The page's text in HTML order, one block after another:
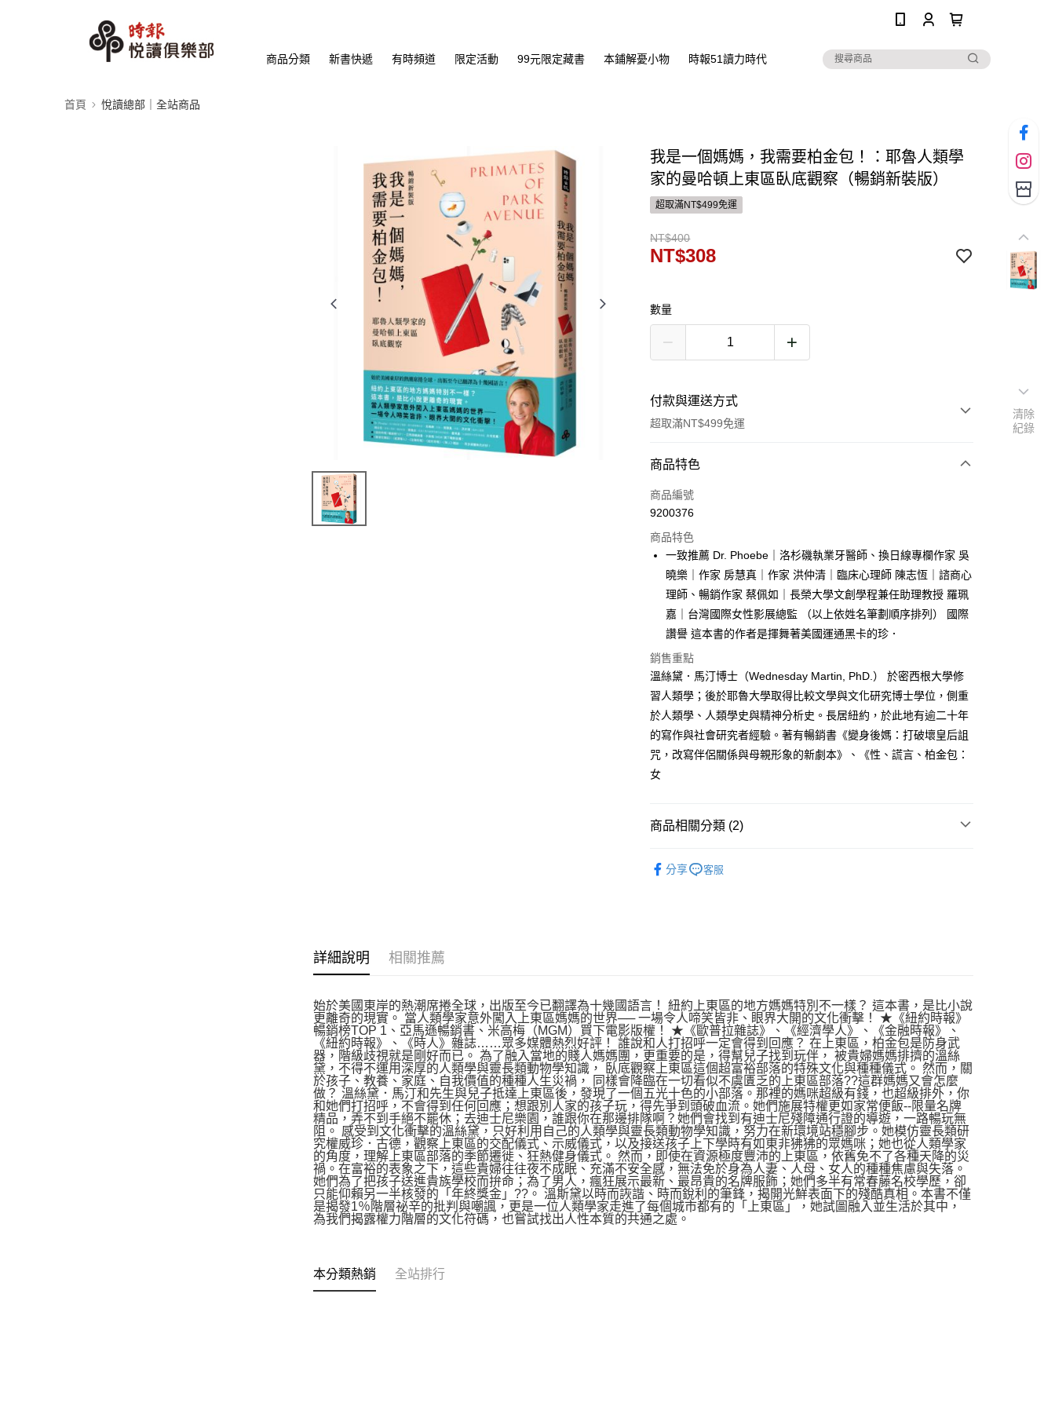
商品分類 新書快遞 有時頻道 限定活動 99元限定藏書 本鋪解憂小物 時報51讀力時代
首頁 悅讀總部｜全站商品
我是一個媽媽，我需要柏金包！：耶魯人類學
家的曼哈頓上東區臥底觀察（暢銷新裝版）
超取滿NT$499免運
NT$400
NT$308
數量
付款與運送方式
超取滿NT$499免運
付款方式
信用卡一次付款
運送方式
付款後全家取貨
每筆NT$60，滿NT$499(含以上)免運費
付款後7-11取貨
每筆NT$60，滿NT$499(含以上)免運費
宅配
每筆NT$100，滿NT$499(含以上)免運費
商品特色
商品編號
9200376
商品特色
一致推薦 Dr. Phoebe｜洛杉磯執業牙醫師、換日線專欄作家 吳
曉樂｜作家 房慧真｜作家 洪仲清｜臨床心理師 陳志恆｜諮商心
理師、暢銷作家 蔡佩如｜長榮大學文創學程兼任助理教授 羅珮
嘉｜台灣國際女性影展總監 （以上依姓名筆劃順序排列） 國際
讚譽 這本書的作者是揮舞著美國運通黑卡的珍．
銷售重點
溫絲黛．馬汀博士（Wednesday Martin, PhD.） 於密西根大學修
習人類學；後於耶魯大學取得比較文學與文化研究博士學位，側重
於人類學、人類學史與精神分析史。長居紐約，於此地有逾二十年
的寫作與社會研究者經驗。著有暢銷書《變身後媽：打破壞皇后詛
咒，改寫伴侶關係與母親形象的新劇本》、《性、謊言、柏金包：
女
商品相關分類 (2)
分享 客服
詳細說明 相關推薦
始於美國東岸的熱潮席捲全球，出版至今已翻譯為十幾國語言！ 紐約上東區的地方媽媽特別不一樣？ 這本書，是比小說
更離奇的現實。 當人類學家意外闖入上東區媽媽的世界── 一場令人啼笑皆非、眼界大開的文化衝擊！ ★《紐約時報》
暢銷榜TOP 1、亞馬遜暢銷書、米高梅（MGM）買下電影版權！ ★《歐普拉雜誌》、《經濟學人》、《金融時報》、
《紐約時報》、《時人》雜誌……眾多媒體熱烈好評！ 誰說和人打招呼一定會得到回應？ 在上東區，柏金包是防身武
器，階級歧視就是剛好而已。 為了融入當地的賤人媽媽團，更重要的是，得幫兒子找到玩伴， 被貴婦媽媽排擠的溫絲
黛，不得不運用深厚的人類學與靈長類動物學知識， 臥底觀察上東區這個超富裕部落的特殊文化與種種儀式。 然而，關
於孩子、教養、家庭、自我價值的種種人生災禍， 同樣會降臨在一切看似不虞匱乏的上東區部落??這群媽媽又會怎麼
做？ 溫絲黛．馬汀和先生與兒子抵達上東區後，發現了一個五光十色的小部落。那裡的媽咪超級有錢，也超級排外，你
和她們打招呼，不會得到任何回應；想跟別人家的孩子玩，得先爭到頭破血流。她們施展特權更如家常便飯--限量名牌
精品，弄不到手絕不罷休；去迪士尼樂園，誰跟你在那邊排隊啊？她們會找到有迪士尼殘障通行證的導遊，一路暢玩無
阻。 感受到文化衝擊的溫絲黛，只好利用自己的人類學與靈長類動物學知識，努力在新環境站穩腳步。她模仿靈長類研
究權威珍．古德，觀察上東區的交配儀式、示威儀式，以及接送孩子上下學時有如東非狒狒的眾媽咪；她也從人類學家
的角度，理解上東區部落的季節遷徙、狂熱健身儀式。 然而，即使在資源極度豐沛的上東區，依舊免不了各種天降的災
禍。在富裕的表象之下，這些貴婦往往夜不成眠、充滿不安全感，無法免於身為人妻、人母、女人的種種焦慮與失落。
她們為了把孩子送進貴族學校而拚命；為了男人，瘋狂展示最新、最昂貴的名牌服飾；她們多半有常春藤名校學歷，卻
只能仰賴另一半核發的「年終獎金」??。 溫斯黛以時而詼諧、時而銳利的筆鋒，揭開光鮮表面下的殘酷真相。本書不僅
是揭發1％階層祕辛的批判與嘲諷，更是一位人類學家走進了每個城市都有的「上東區」，她試圖融入並生活於其中，
為我們揭露權力階層的文化符碼，也嘗試找出人性本質的共通之處。
本分類熱銷 全站排行
清除
紀錄